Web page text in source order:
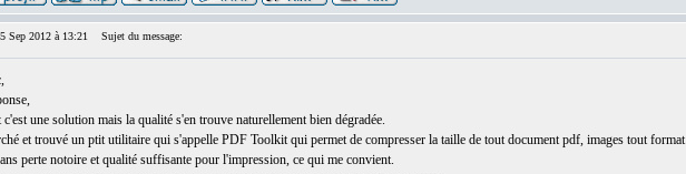
2012 à 13:21 Sujet du message:
une solution mais la qualité s'en trouve naturellement bien dégradée.
et trouvé un ptit utilitaire qui s'appelle PDF Toolkit qui permet de compresser la taille de tout document pdf, images tout
perte notoire et qualité suffisante pour l'impression, ce qui me convient.